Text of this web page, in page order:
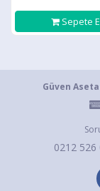
Sepete
Güven
0212